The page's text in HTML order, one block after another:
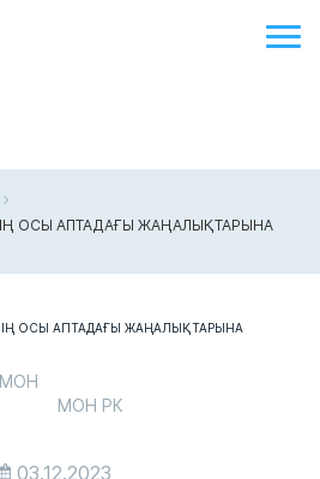
ОСЫ АПТАДАҒЫ ЖАҢАЛЫҚТАРЫНА
МОН РК
03.12.2023